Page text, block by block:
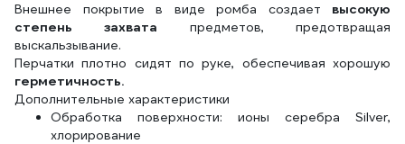
Внешнее покрытие в виде ромба создает высокую
степень захвата предметов, предотвращая
выскальзывание.
Перчатки плотно сидят по руке, обеспечивая хорошую
герметичность.
Дополнительные характеристики
Обработка поверхности: ионы серебра Silver,
хлорирование